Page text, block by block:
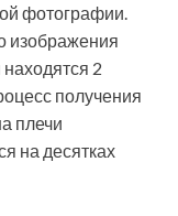
фотографии.
изображения
2
получения
плечи
на десятках